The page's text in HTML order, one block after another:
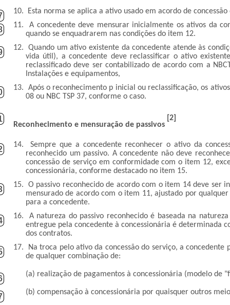
10. Esta norma se aplica a ativo usado em acordo de
11.
A concedente deve mensurar inicialmente os ativos da
quando se enquadrarem nas condições do item 12.
12.
Quando um ativo existente da concedente atende às
vida útil), a concedente deve reclassificar o ativo
reclassificado deve ser contabilizado de acordo com a
Instalações e equipamentos,
13.
Após o reconhecimento p inicial ou reclassificação, os
08 ou NBC TSP 37, conforme o caso.
Reconhecimento e mensuração de passivos
[2]
14.
Sempre que a concedente reconhecer o ativo da
reconhecido um passivo. A concedente não deve
concessão de serviço em conformidade com o item 12,
concessionária, conforme destacado no item 15.
15.
O passivo reconhecido de acordo com o item 14 deve ser
mensurado de acordo com o item 11, ajustado por
para a concedente.
16.
A natureza do passivo reconhecido é baseada na
entregue pela concedente à concessionária é determinada
dos contratos.
17.
Na troca pelo ativo da concessão do serviço, a
de qualquer combinação de:
(a) realização de pagamentos à concessionária (modelo de
(b) compensação à concessionária por quaisquer outros